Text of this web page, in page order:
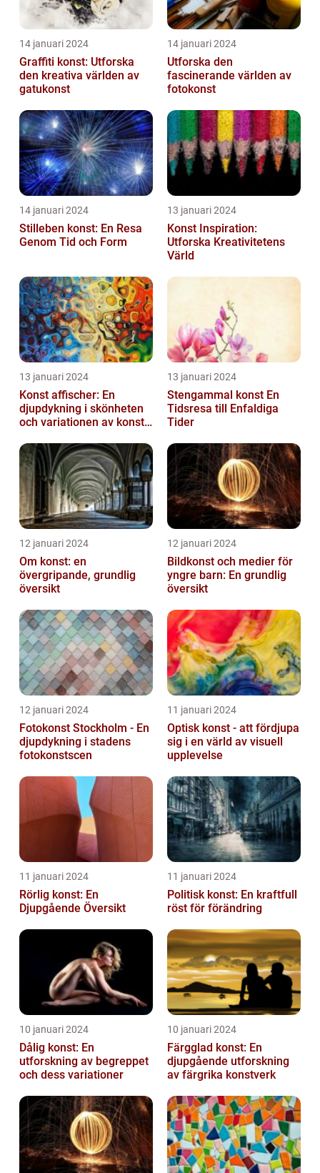
14 januari 2024
Graffiti konst: Utforska
den kreativa världen av
gatukonst
14 januari 2024
Utforska den
fascinerande världen av
fotokonst
14 januari 2024
Stilleben konst: En Resa
Genom Tid och Form
13 januari 2024
Konst Inspiration:
Utforska Kreativitetens
Värld
13 januari 2024
Konst affischer: En
djupdykning i skönheten
och variationen av konst
13 januari 2024
Stengammal konst En
Tidsresa till Enfaldiga
Tider
12 januari 2024
Om konst: en
övergripande, grundlig
översikt
12 januari 2024
Bildkonst och medier för
yngre barn: En grundlig
översikt
12 januari 2024
Fotokonst Stockholm - En
djupdykning i stadens
fotokonstscen
11 januari 2024
Optisk konst - att fördjupa
sig i en värld av visuell
upplevelse
11 januari 2024
Rörlig konst: En
Djupgående Översikt
11 januari 2024
Politisk konst: En kraftfull
röst för förändring
10 januari 2024
Dålig konst: En
utforskning av begreppet
och dess variationer
10 januari 2024
Färgglad konst: En
djupgående utforskning
av färgrika konstverk